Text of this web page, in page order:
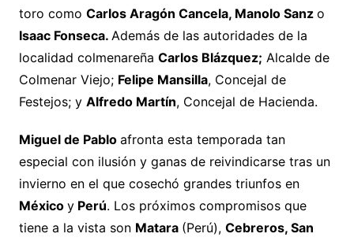
toro como Carlos Aragón Cancela, Manolo Sanz o
Isaac Fonseca. Además de las autoridades de la
localidad colmenareña Carlos Blázquez; Alcalde de
Colmenar Viejo; Felipe Mansilla, Concejal de
Festejos; y Alfredo Martín, Concejal de Hacienda.
Miguel de Pablo afronta esta temporada tan
especial con ilusión y ganas de reivindicarse tras un
invierno en el que cosechó grandes triunfos en
México yPerú. Los próximos compromisos que
tiene a la vista son Matara (Perú), Cebreros, San